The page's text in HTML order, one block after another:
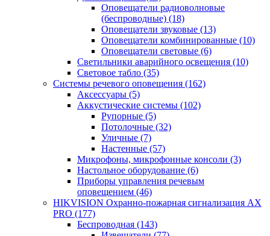
Оповещатели радиоволновые
(беспроводные) (18)
Оповещатели звуковые (13)
Оповещатели комбинированные (10)
Оповещатели световые (6)
Светильники аварийного освещения (10)
Световое табло (35)
Системы речевого оповещения (162)
Аксессуары (5)
Аккустические системы (102)
Рупорные (5)
Потолочные (32)
Уличные (7)
Настенные (57)
Микрофоны, микрофонные консоли (3)
Настольное оборудование (6)
Приборы управления речевым
оповещением (46)
HIKVISION Охранно-пожарная сигнализация AX
PRO (177)
Беспроводная (143)